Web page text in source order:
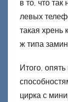
в то, что
левых
такая хрень
ж типа
Итого,
цирка с